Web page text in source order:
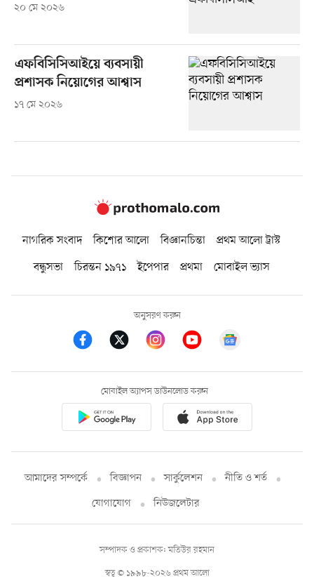
২০ মে ২০২৬
এফবিসিসিআইয়ে ব্যবসায়ী
প্রশাসক নিয়োগের আশ্বাস
১৭ মে ২০২৬
নাগরিক সংবাদ কিশোর আলো বিজ্ঞানচিন্তা
প্রথম আলো ট্রাস্ট
বন্ধুসভা
চিরন্তন ১৯৭১ ইপেপার প্রথমা মোবাইল ভ্যাস
অনুসরণ করুন
মোবাইল অ্যাপস ডাউনলোড করুন
আমাদের সম্পর্কে বিজ্ঞাপন সার্কুলেশন
নীতি ও শর্ত
যোগাযোগ
নিউজলেটার
স্বত্ব © ১৯৯৮-২০২৬ প্রথম আলো
সম্পাদক ও প্রকাশক: মতিউর রহমান